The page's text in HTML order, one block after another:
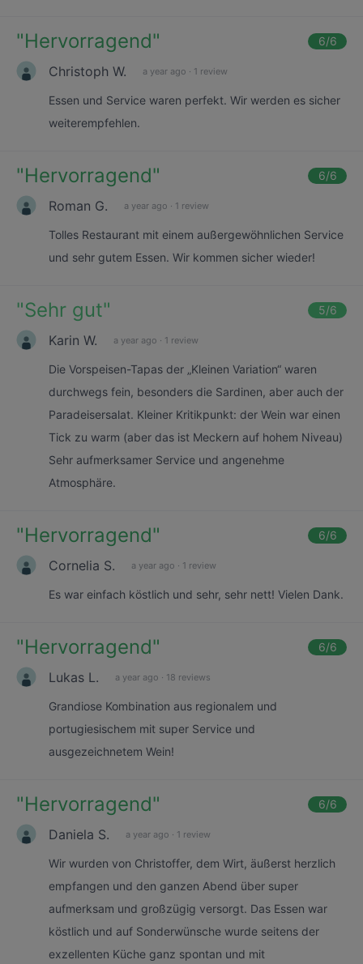
"Hervorragend" 6/6
Christoph W. a year ago · 1 review
Essen und Service waren perfekt. Wir werden es sicher
weiterempfehlen.
"Hervorragend" 6/6
Roman G. a year ago · 1 review
Tolles Restaurant mit einem außergewöhnlichen Service
und sehr gutem Essen. Wir kommen sicher wieder!
"Sehr gut" 5/6
Karin W. a year ago · 1 review
Die Vorspeisen-Tapas der „Kleinen Variation“ waren
durchwegs fein, besonders die Sardinen, aber auch der
Paradeisersalat. Kleiner Kritikpunkt: der Wein war einen
Tick zu warm (aber das ist Meckern auf hohem Niveau)
Sehr aufmerksamer Service und angenehme
Atmosphäre.
"Hervorragend" 6/6
Cornelia S. a year ago · 1 review
Es war einfach köstlich und sehr, sehr nett! Vielen Dank.
"Hervorragend" 6/6
Lukas L. a year ago · 18 reviews
Grandiose Kombination aus regionalem und
portugiesischem mit super Service und
ausgezeichnetem Wein!
"Hervorragend" 6/6
Daniela S. a year ago · 1 review
Wir wurden von Christoffer, dem Wirt, äußerst herzlich
empfangen und den ganzen Abend über super
aufmerksam und großzügig versorgt. Das Essen war
köstlich und auf Sonderwünsche wurde seitens der
exzellenten Küche ganz spontan und mit